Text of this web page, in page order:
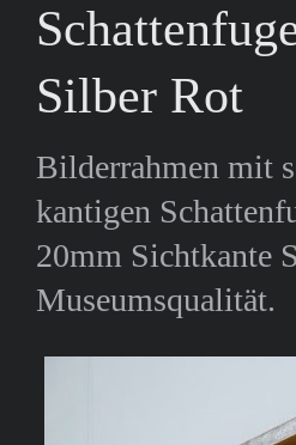
Silber Rot
Bilderrahmen mit
kantigen
20mm Sichtkante
Museumsqualität.